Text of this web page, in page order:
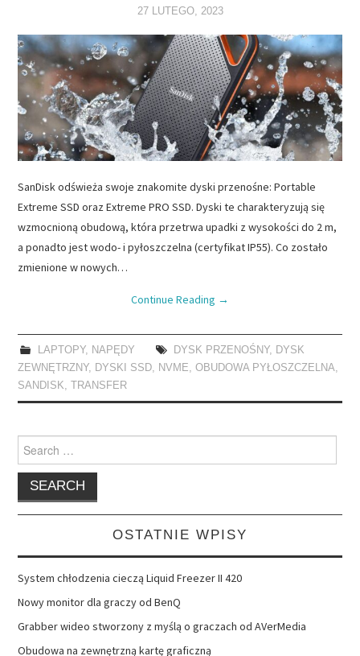
OPROGRAMOWANIE
INTERNET
27 LUTEGO, 2023
SanDisk odświeża swoje znakomite dyski przenośne: Portable
Extreme SSD oraz Extreme PRO SSD. Dyski te charakteryzują się
wzmocnioną obudową, która przetrwa upadki z wysokości do 2 m,
a ponadto jest wodo- i pyłoszczelna (certyfikat IP55). Co zostało
zmienione w nowych…
Continue Reading →
LAPTOPY, NAPĘDY DYSK PRZENOŚNY, DYSK
ZEWNĘTRZNY, DYSKI SSD, NVME,OBUDOWA PYŁOSZCZELNA,
SANDISK, TRANSFER
Search
for:
OSTATNIE WPISY
System chłodzenia cieczą Liquid Freezer II 420
Nowy monitor dla graczy od BenQ
Grabber wideo stworzony z myślą o graczach od AVerMedia
Obudowa na zewnętrzną kartę graficzną